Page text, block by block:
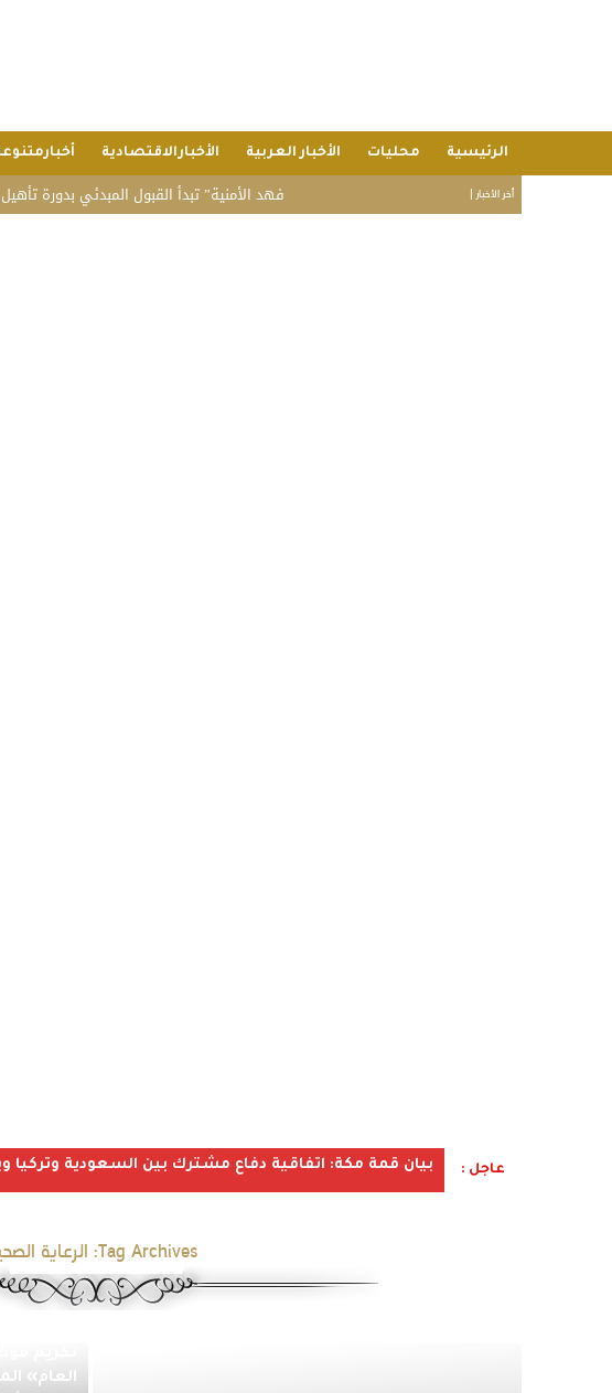
الرئيسية محليات الأخبار العربية الأخبارالاقتصادية
أخر الأخبار | “فهد الأمنية” تبدأ القبول المبدئي بدورة تأهيل الضباط
عاجل : بيان قمة مكة: اتفاقية دفاع مشترك بين السعودية وتركيا
Tag Archives: الرعاية
العام»